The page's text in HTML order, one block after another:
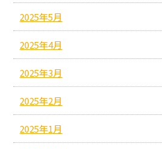
2025年5月
2025年4月
2025年3月
2025年2月
2025年1月